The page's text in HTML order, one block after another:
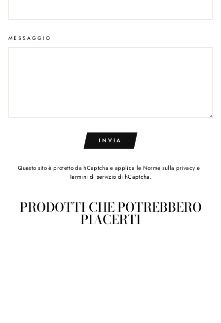
MESSAGGIO
INVIA
Questo sito è protetto da hCaptcha e applica le Norme sulla privacy e i
Termini di servizio di hCaptcha.
PRODOTTI CHE POTREBBERO
PIACERTI